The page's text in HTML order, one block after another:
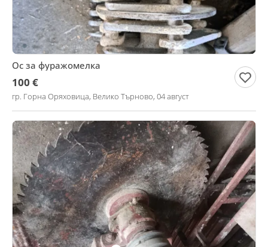
Ос за фуражомелка
100 €
гр. Горна Оряховица, Велико Търново, 04 август